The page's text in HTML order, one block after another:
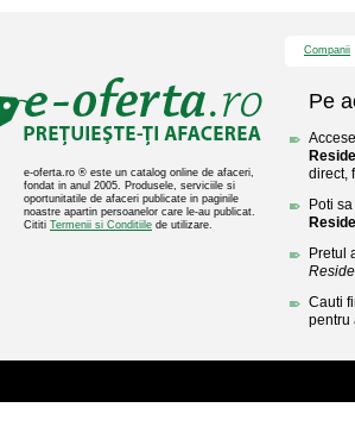
e-oferta.ro ® este un catalog online de afaceri,
fondat in anul 2005. Produsele, serviciile si
oportunitatile de afaceri publicate in paginile
noastre apartin persoanelor care le-au publicat.
Cititi Termenii si Conditiile de utilizare.
Companii
Pe
direct,
Poti
Pretul
Cauti
pentru